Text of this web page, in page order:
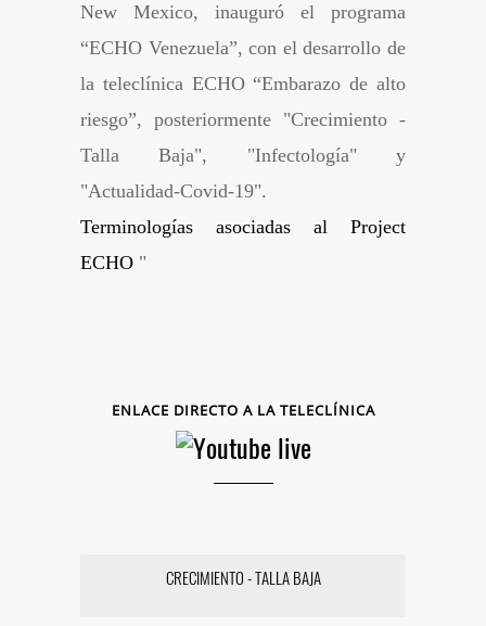
New Mexico, inauguró el programa
“ECHO Venezuela”, con el desarrollo de
la teleclínica ECHO “Embarazo de alto
riesgo”, posteriormente "Crecimiento -
Talla Baja", "Infectología" y
"Actualidad-Covid-19".
Terminologías asociadas al Project
ECHO "
ENLACE DIRECTO A LA TELECLÍNICA
CRECIMIENTO - TALLA BAJA